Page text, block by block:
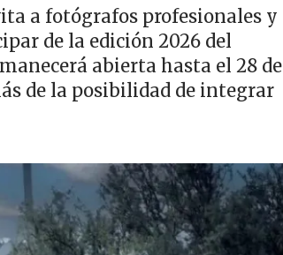
a fotógrafos profesionales y
de la edición 2026 del
abierta hasta el 28 de
de la posibilidad de integrar